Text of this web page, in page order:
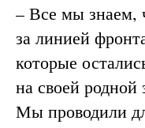
– Все мы знаем,
за линией
которые
на своей родной
Мы проводили